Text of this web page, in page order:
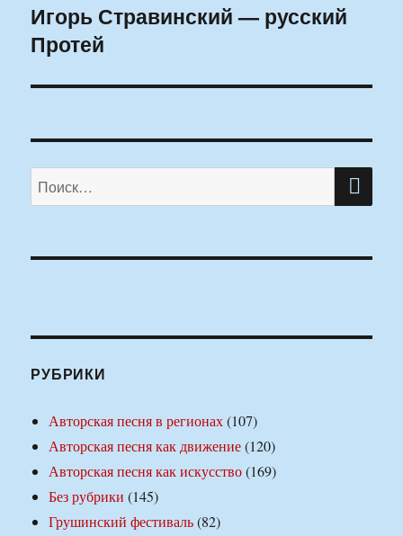
Следующая
запись:
Игорь Стравинский — русский
Протей
Искать:
РУБРИКИ
Авторская песня в регионах(107)
Авторская песня как движение(120)
Авторская песня как искусство(169)
Без рубрики (145)
Грушинский фестиваль(82)